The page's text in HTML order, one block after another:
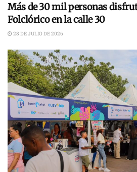
Más de 30 mil personas
Folclórico en la calle 30
28 DE JULIO DE 2026